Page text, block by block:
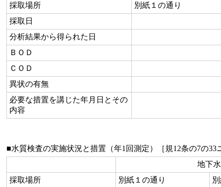
採取場所
別紙１の通り
採取日
分析結果から得られた日
ＢＯＤ
ＣＯＤ
異状の有無
必要な措置を講じた年月日とその
内容
■水質検査の実施状況と措置（年1回測定）［規12条の7の33
地下水
採取場所
別紙１の通り